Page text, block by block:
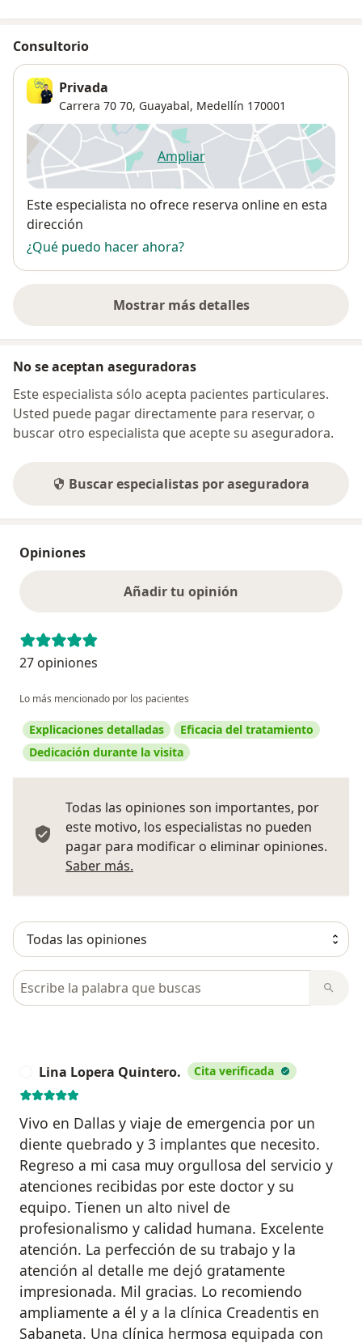
Consultorio
Privada
Carrera 70 70, Guayabal, Medellín 170001
Ampliarse abre en una nueva
Disponibilidad
Este especialista no ofrece reserva online en esta
dirección
¿Qué puedo hacer ahora?
Mostrar más detalles
sobre la dirección
No se aceptan aseguradoras
Este especialista sólo acepta pacientes particulares.
Usted puede pagar directamente para reservar, o
buscar otro especialista que acepte su aseguradora.
Buscar especialistas por aseguradora
Opiniones
Añadir tu opinión
27 opiniones
Lo más mencionado por los pacientes
Explicaciones detalladas
Eficacia del tratamiento
Dedicación durante la visita
Todas las opiniones son importantes, por
este motivo, los especialistas no pueden
pagar para modificar o eliminar opiniones.
Saber más.
Busca en opiniones
Lina Lopera Quintero. Cita verificada
Vivo en Dallas y viaje de emergencia por un
diente quebrado y 3 implantes que necesito.
Regreso a mi casa muy orgullosa del servicio y
atenciones recibidas por este doctor y su
equipo. Tienen un alto nivel de
profesionalismo y calidad humana. Excelente
atención. La perfección de su trabajo y la
atención al detalle me dejó gratamente
impresionada. Mil gracias. Lo recomiendo
ampliamente a él y a la clínica Creadentis en
Sabaneta. Una clínica hermosa equipada con